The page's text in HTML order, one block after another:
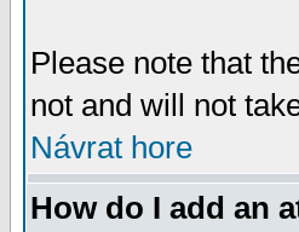
Please note that
not and will not
Návrat hore
How do I add an